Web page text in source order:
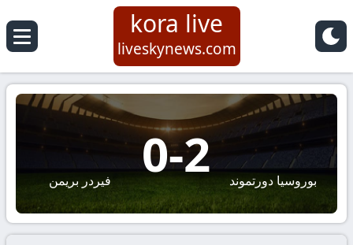
kora live
liveskynews.com
فيردر بريمن 0-2 بوروسيا دورتموند